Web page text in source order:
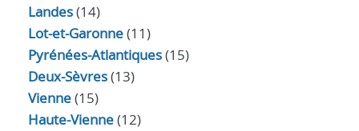
Landes(14)
Lot-et-Garonne(11)
Pyrénées-Atlantiques(15)
Deux-Sèvres(13)
Vienne(15)
Haute-Vienne(12)